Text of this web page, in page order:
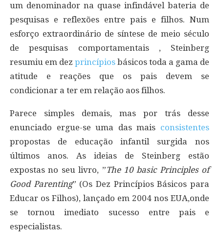
um denominador na quase infindável bateria de
pesquisas e reflexões entre pais e filhos. Num
esforço extraordinário de síntese de meio século
de pesquisas comportamentais , Steinberg
resumiu em dez princípios básicos toda a gama de
atitude e reações que os pais devem se
condicionar a ter em relação aos filhos.
Parece simples demais, mas por trás desse
enunciado ergue-se uma das mais consistentes
propostas de educação infantil surgida nos
últimos anos. As ideias de Steinberg estão
expostas no seu livro, ”The 10 basic Principles of
Good Parenting” (Os Dez Princípios Básicos para
Educar os Filhos), lançado em 2004 nos EUA,onde
se tornou imediato sucesso entre pais e
especialistas.